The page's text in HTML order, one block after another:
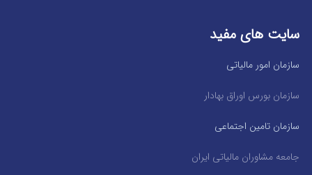
سایت های مفید
سازمان امور مالیاتی
سازمان بورس اوراق بهادار
سازمان تامین اجتماعی
جامعه مشاوران مالیاتی ایران